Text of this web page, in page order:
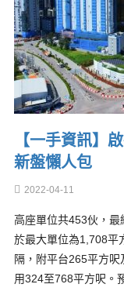
【一手資訊】
新盤懶人包
2022-04-11
高座單位共453伙，
於最大單位為1,708平
隔，附平台265平方
用324至768平方呎。